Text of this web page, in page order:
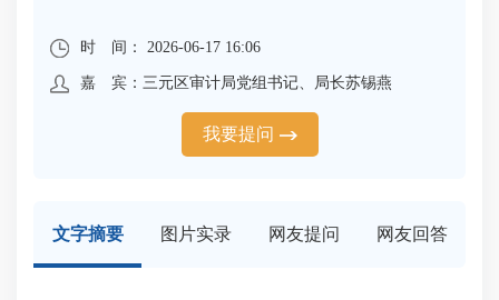
时 间： 2026-06-17 16:06
嘉 宾：三元区审计局党组书记、局长苏锡燕
我要提问
文字摘要 图片实录 网友提问 网友回答